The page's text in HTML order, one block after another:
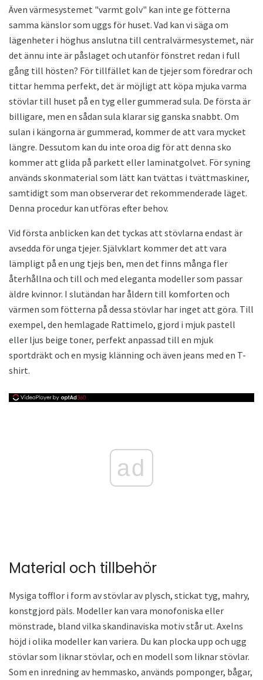
Även värmesystemet "varmt golv" kan inte ge fötterna
samma känslor som uggs för huset. Vad kan vi säga om
lägenheter i höghus anslutna till centralvärmesystemet, när
det ännu inte är påslaget och utanför fönstret redan i full
gång till hösten? För tillfället kan de tjejer som föredrar och
tittar hemma perfekt, det är möjligt att köpa mjuka varma
stövlar till huset på en tyg eller gummerad sula. De första är
billigare, men en sådan sula klarar sig ganska snabbt. Om
sulan i kängorna är gummerad, kommer de att vara mycket
längre. Dessutom kan du inte oroa dig för att denna sko
kommer att glida på parkett eller laminatgolvet. För syning
används skonmaterial som lätt kan tvättas i tvättmaskiner,
samtidigt som man observerar det rekommenderade läget.
Denna procedur kan utföras efter behov.
Vid första anblicken kan det tyckas att stövlarna endast är
avsedda för unga tjejer. Självklart kommer det att vara
lämpligt på en ung tjejs ben, men det finns många fler
återhållna och till och med eleganta modeller som passar
äldre kvinnor. I slutändan har åldern till komforten och
värmen som fötterna på dessa stövlar har inget att göra. Till
exempel, den hemlagade Rattimelo, gjord i mjuk pastell
eller ljus beige toner, perfekt anpassad till en mjuk
sportdräkt och en mysig klänning och även jeans med en T-
shirt.
ad
Material och tillbehör
Mysiga tofflor i form av stövlar av plysch, stickat tyg, mahry,
konstgjord päls. Modeller kan vara monofoniska eller
mönstrade, bland vilka skandinaviska motiv står ut. Axelns
höjd i olika modeller kan variera. Du kan plocka upp och ugg
stövlar som liknar stövlar, och en modell som liknar stövlar.
Som en inredning av hemmasko, används pomponger, bågar,